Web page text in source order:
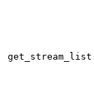
get_stream_list